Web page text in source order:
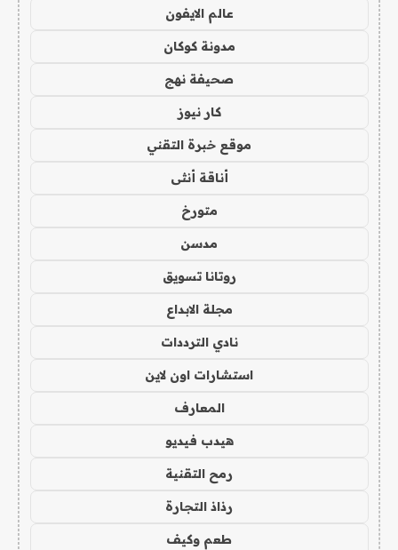
عالم الايفون
مدونة كوكان
صحيفة نهج
كار نيوز
موقع خبرة التقني
أناقة أنثى
متورخ
مدسن
روتانا تسويق
مجلة الابداع
نادي الترددات
استشارات اون لاين
المعارف
هيدب فيديو
رمح التقنية
رذاذ التجارة
طعم وكيف